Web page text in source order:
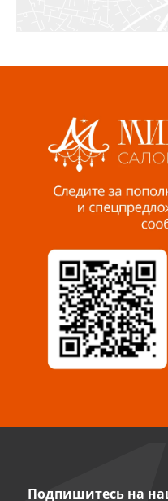
Пенза, ул.
Миасс, ул. Романенко,
8 922 500 30 39
Сызрань, ул.
8 927 009 54 63
Саратов, ул.
Подпишитесь на